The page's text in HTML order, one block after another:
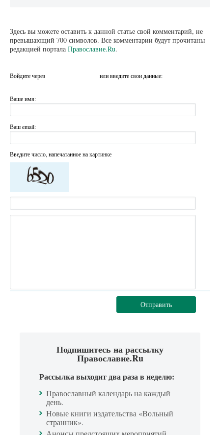
Здесь вы можете оставить к данной статье свой комментарий, не
превышающий 700 символов. Все комментарии будут прочитаны
редакцией портала Православие.Ru.
Войдите через или введите свои данные:
Ваше имя:
Ваш email:
Введите число, напечатанное на картинке
Отправить
Подпишитесь на рассылку
Православие.Ru
Рассылка выходит два раза в неделю:
Православный календарь на каждый
день.
Новые книги издательства «Вольный
странник».